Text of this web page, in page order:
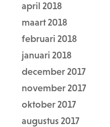
april 2018
maart 2018
februari 2018
januari 2018
december 2017
november 2017
oktober 2017
augustus 2017